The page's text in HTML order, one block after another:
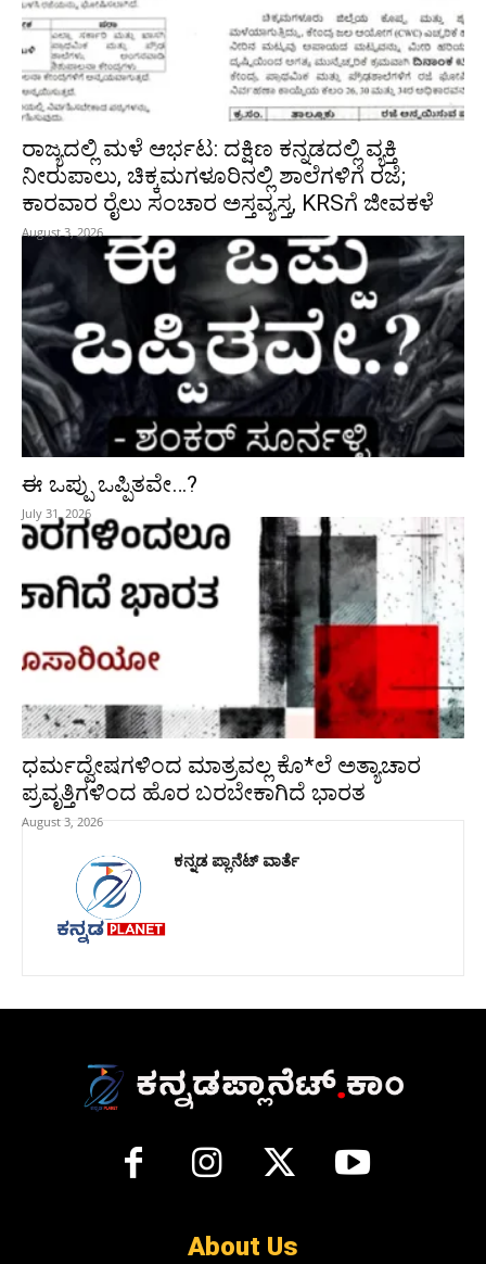
ರಾಜ್ಯದಲ್ಲಿ ಮಳೆ ಆರ್ಭಟ: ದಕ್ಷಿಣ ಕನ್ನಡದಲ್ಲಿ ವ್ಯಕ್ತಿ
ನೀರುಪಾಲು, ಚಿಕ್ಕಮಗಳೂರಿನಲ್ಲಿ ಶಾಲೆಗಳಿಗೆ ರಜೆ;
ಕಾರವಾರ ರೈಲು ಸಂಚಾರ ಅಸ್ತವ್ಯಸ್ತ, KRSಗೆ ಜೀವಕಳೆ
August 3, 2026
ಈ ಒಪ್ಪು ಒಪ್ಪಿತವೇ…?
July 31, 2026
ಧರ್ಮದ್ವೇಷಗಳಿಂದ ಮಾತ್ರವಲ್ಲ ಕೊ*ಲೆ ಅತ್ಯಾಚಾರ
ಪ್ರವೃತ್ತಿಗಳಿಂದ ಹೊರ ಬರಬೇಕಾಗಿದೆ ಭಾರತ
August 3, 2026
ಕನ್ನಡ ಪ್ಲಾನೆಟ್ ವಾರ್ತೆ
About Us